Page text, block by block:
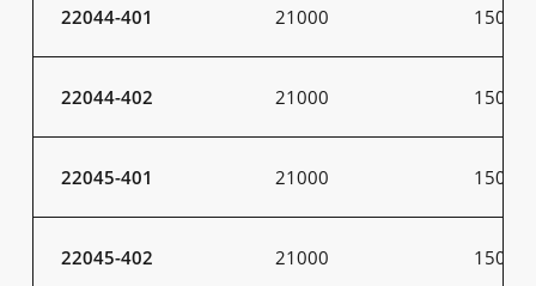
22044-401 21000 150
22044-402 21000 150
22045-401 21000 150
22045-402 21000 150